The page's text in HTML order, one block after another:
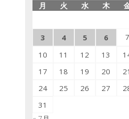
月 火 水 木
3
4 5 6 7
10
11 12 13
17
18 19 20 21
24
25 26 27
31